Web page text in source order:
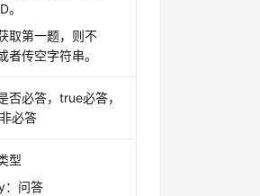
。
取第一题，则不
者传空字符串。
否必答，true必答，
必答
型
：问答